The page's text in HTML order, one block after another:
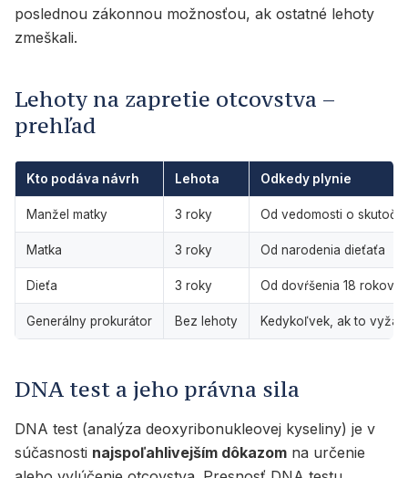
poslednou zákonnou možnosťou, ak ostatné lehoty
zmeškali.
Lehoty na zapretie otcovstva –
prehľad
Kto podáva návrh Lehota Odkedy plynie
Manžel matky 3 roky Od vedomosti o
Matka 3 roky Od narodenia dieťaťa
Dieťa 3 roky Od dovŕšenia 18 rokov
Generálny prokurátor Bez lehoty Kedykoľvek, ak to
DNA test a jeho právna sila
DNA test (analýza deoxyribonukleovej kyseliny) je v
súčasnosti najspoľahlivejším dôkazom na určenie